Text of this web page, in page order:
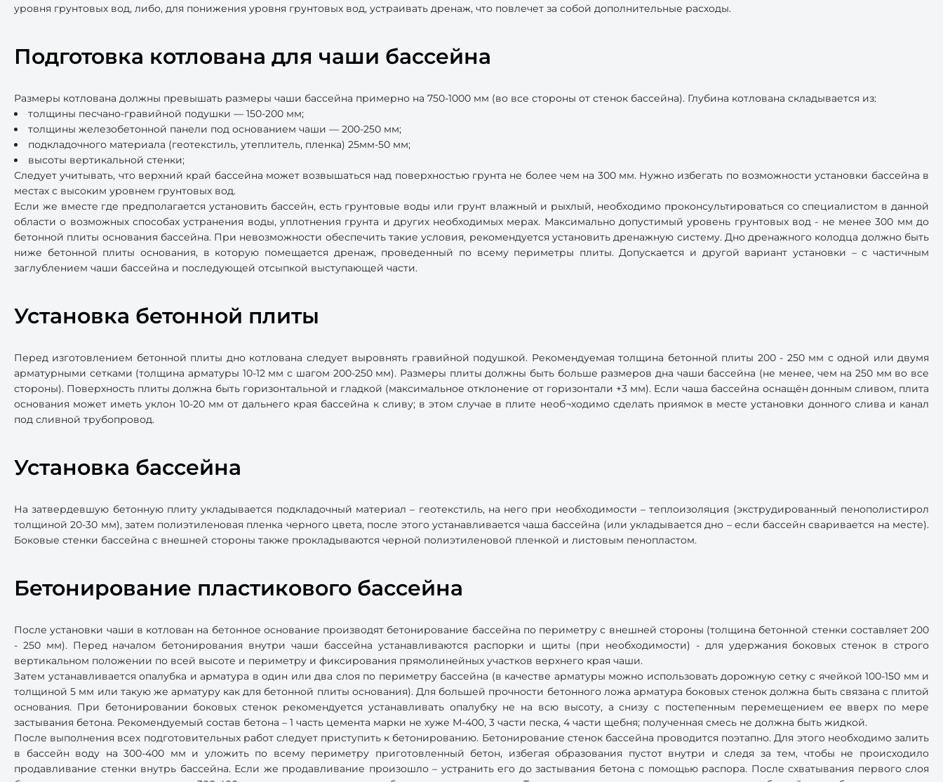
уровня грунтовых вод, либо, для понижения уровня грунтовых вод, устраивать дренаж, что повлечет за собой дополнительные расходы.
Подготовка котлована для чаши бассейна
Размеры котлована должны превышать размеры чаши бассейна примерно на 750-1000 мм (во все стороны от стенок бассейна). Глубина котлована складывается из:
толщины песчано-гравийной подушки — 150-200 мм;
толщины железобетонной панели под основанием чаши — 200-250 мм;
подкладочного материала (геотекстиль, утеплитель, пленка) 25мм-50 мм;
высоты вертикальной стенки;
Следует учитывать, что верхний край бассейна может возвышаться над поверхностью грунта не более чем на 300 мм. Нужно избегать по возможности установки бассейна в
местах с высоким уровнем грунтовых вод.
Если же вместе где предполагается установить бассейн, есть грунтовые воды или грунт влажный и рыхлый, необходимо проконсультироваться со специалистом в данной
области о возможных способах устранения воды, уплотнения грунта и других необходимых мерах. Максимально допустимый уровень грунтовых вод - не менее 300 мм до
бетонной плиты основания бассейна. При невозможности обеспечить такие условия, рекомендуется установить дренажную систему. Дно дренажного колодца должно быть
ниже бетонной плиты основания, в которую помещается дренаж, проведенный по всему периметры плиты. Допускается и другой вариант установки – с частичным
заглублением чаши бассейна и последующей отсыпкой выступающей части.
Установка бетонной плиты
Перед изготовлением бетонной плиты дно котлована следует выровнять гравийной подушкой. Рекомендуемая толщина бетонной плиты 200 - 250 мм с одной или двумя
арматурными сетками (толщина арматуры 10-12 мм с шагом 200-250 мм). Размеры плиты должны быть больше размеров дна чаши бассейна (не менее, чем на 250 мм во все
стороны). Поверхность плиты должна быть горизонтальной и гладкой (максимальное отклонение от горизонтали +3 мм). Если чаша бассейна оснащён донным сливом, плита
основания может иметь уклон 10-20 мм от дальнего края бассейна к сливу; в этом случае в плите необ¬ходимо сделать приямок в месте установки донного слива и канал
под сливной трубопровод.
Установка бассейна
На затвердевшую бетонную плиту укладывается подкладочный материал – геотекстиль, на него при необходимости – теплоизоляция (экструдированный пенополистирол
толщиной 20-30 мм), затем полиэтиленовая пленка черного цвета, после этого устанавливается чаша бассейна (или укладывается дно – если бассейн сваривается на месте).
Боковые стенки бассейна с внешней стороны также прокладываются черной полиэтиленовой пленкой и листовым пенопластом.
Бетонирование пластикового бассейна
После установки чаши в котлован на бетонное основание производят бетонирование бассейна по периметру с внешней стороны (толщина бетонной стенки составляет 200
- 250 мм). Перед началом бетонирования внутри чаши бассейна устанавливаются распорки и щиты (при необходимости) - для удержания боковых стенок в строго
вертикальном положении по всей высоте и периметру и фиксирования прямолинейных участков верхнего края чаши.
Затем устанавливается опалубка и арматура в один или два слоя по периметру бассейна (в качестве арматуры можно использовать дорожную сетку с ячейкой 100-150 мм и
толщиной 5 мм или такую же арматуру как для бетонной плиты основания). Для большей прочности бетонного ложа арматура боковых стенок должна быть связана с плитой
основания. При бетонировании боковых стенок рекомендуется устанавливать опалубку не на всю высоту, а снизу с постепенным перемещением ее вверх по мере
застывания бетона. Рекомендуемый состав бетона – 1 часть цемента марки не хуже М-400, 3 части песка, 4 части щебня; полученная смесь не должна быть жидкой.
После выполнения всех подготовительных работ следует приступить к бетонированию. Бетонирование стенок бассейна проводится поэтапно. Для этого необходимо залить
в бассейн воду на 300-400 мм и уложить по всему периметру приготовленный бетон, избегая образования пустот внутри и следя за тем, чтобы не происходило
продавливание стенки внутрь бассейна. Если же продавливание произошло – устранить его до застывания бетона с помощью распора. После схватывания первого слоя